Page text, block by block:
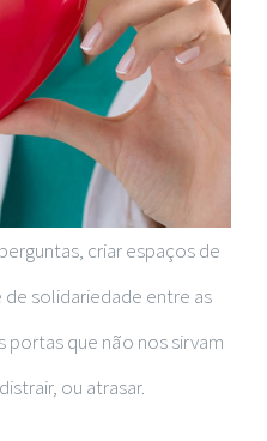
criar espaços de
solidariedade entre as
portas que não nos sirvam
ou atrasar.